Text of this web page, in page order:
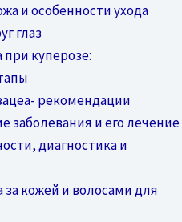
и особенности ухода
глаз
при куперозе:
рекомендации
заболевания и его лечение
диагностика и
за кожей и волосами для